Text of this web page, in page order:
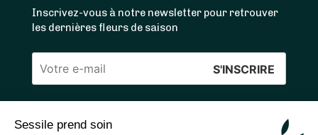
Sessile prend soin
Inscrivez-vous à notre newsletter pour retrouver
les dernières fleurs de saison
ce
4.4/5 ⭐ | 120 000+ bouquets livrés |